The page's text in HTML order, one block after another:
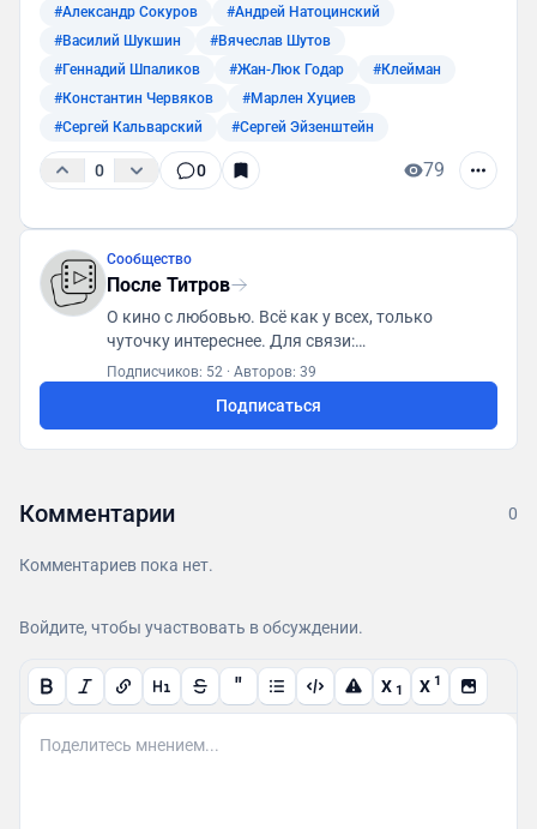
#Александр Сокуров
#Андрей Натоцинский
#Василий Шукшин
#Вячеслав Шутов
#Геннадий Шпаликов
#Жан-Люк Годар
#Клейман
#Константин Червяков
#Марлен Хуциев
#Сергей Кальварский
#Сергей Эйзенштейн
0 0 79
Сообщество
После Титров
О кино с любовью. Всё как у всех, только
чуточку интереснее. Для связи:
posletitrov@yandex.ru
Подписчиков: 52 · Авторов: 39
Подписаться
Комментарии 0
Комментариев пока нет.
Войдите, чтобы участвовать в обсуждении.
" X 1 X 1